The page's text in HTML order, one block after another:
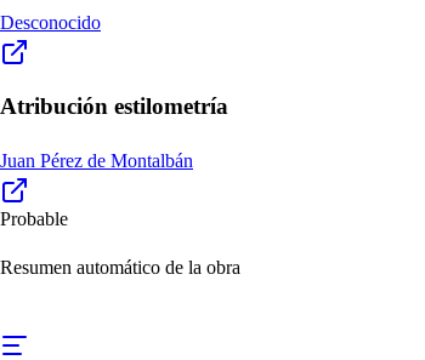
Desconocido
Atribución estilometría
Juan Pérez de Montalbán
Probable
Resumen automático de la obra